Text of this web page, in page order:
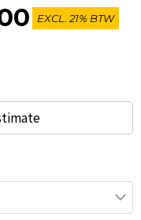
€ 125,00
EXCL. 21% BTW